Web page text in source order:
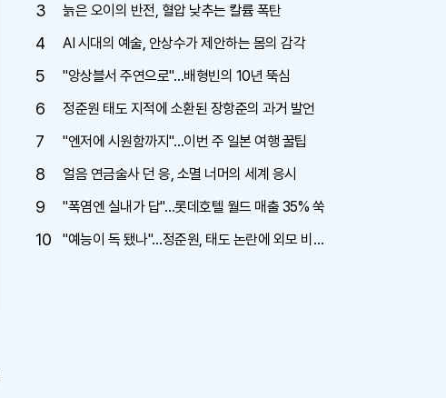
3 늙은 오이의 반전, 혈압 낮추는 칼륨 폭탄
4 AI 시대의 예술, 안상수가 제안하는 몸의 감각
5 "앙상블서 주연으로"…배형빈의 10년 뚝심
6 정준원 태도 지적에 소환된 장항준의 과거 발언
7 "엔저에 시원함까지"…이번 주 일본 여행 꿀팁
8 얼음 연금술사 던 응, 소멸 너머의 세계 응시
9 "폭염엔 실내가 답"…롯데호텔 월드 매출 35% 쑥
10
"예능이 독 됐나"…정준원, 태도 논란에 외모 비하